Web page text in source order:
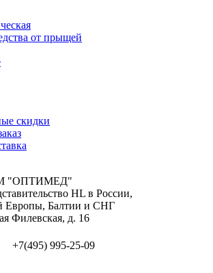
от прыщей
скидки
"ОПТИМЕД"
HL в России,
Европы, Балтии и СНГ
Филевская, д. 16
+7(495) 995-25-09